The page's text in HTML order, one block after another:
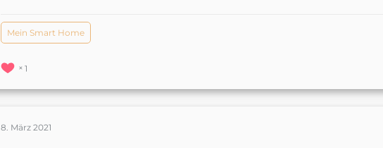
Mein Smart Home
1
8. März 2021